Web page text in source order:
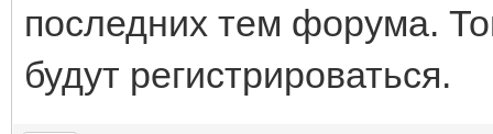
последних тем форума.
будут регистрироваться.